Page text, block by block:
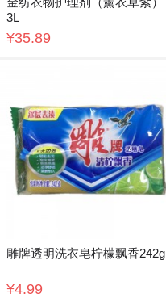
3L
¥35.89
雕牌透明洗衣皂柠檬飘香242g
¥4.99